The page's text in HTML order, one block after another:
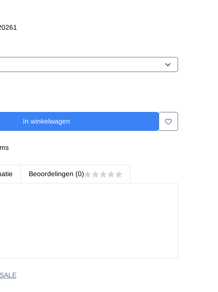
In winkelwagen
Beoordelingen (0)